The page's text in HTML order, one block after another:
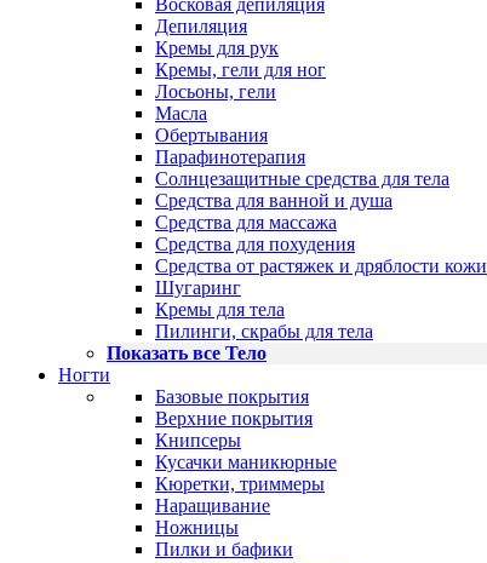
Восковая депиляция
Депиляция
Кремы для рук
Кремы, гели для ног
Лосьоны, гели
Масла
Обертывания
Парафинотерапия
Солнцезащитные средства для тела
Средства для ванной и душа
Средства для массажа
Средства для похудения
Средства от растяжек и дряблости кожи
Шугаринг
Кремы для тела
Пилинги, скрабы для тела
Показать все Тело
Ногти
Базовые покрытия
Верхние покрытия
Книпсеры
Кусачки маникюрные
Кюретки, триммеры
Наращивание
Ножницы
Пилки и бафики